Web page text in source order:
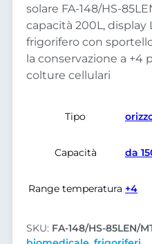
solare FA-148/HS-
capacità 200L, display
frigorifero con
la conservazione a
colture cellulari
Tipo
Capacità da
Range temperatura +4
SKU: FA-148/HS-85LEN/